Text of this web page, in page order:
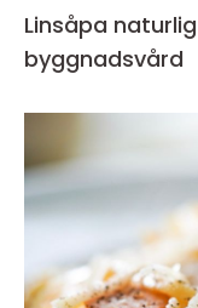
Linsåpa naturlig städkraft för hem och
byggnadsvård